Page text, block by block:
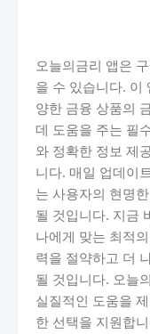
오늘의금리 앱은
을 수 있습니다. 이
양한 금융 상품의
데 도움을 주는 필
와 정확한 정보 제
니다. 매일 업데이
는 사용자의 현명
될 것입니다. 지금
나에게 맞는 최적
력을 절약하고 더
될 것입니다. 오늘
실질적인 도움을
한 선택을 지원합